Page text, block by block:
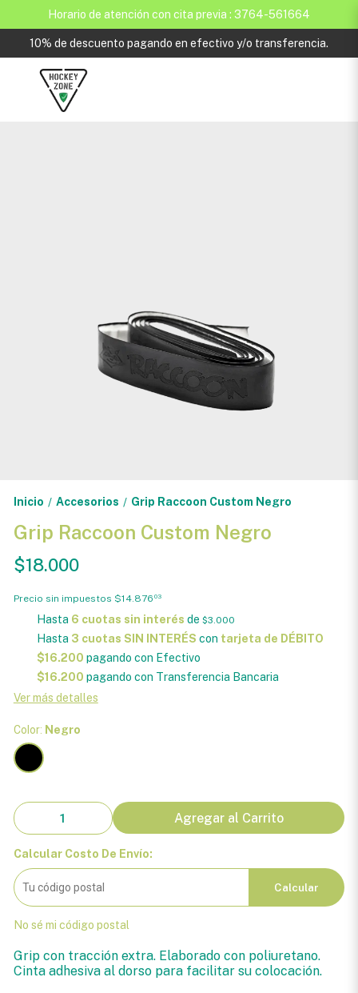
Horario de atención con cita previa : 3764-561664
10% de descuento pagando en efectivo y/o transferencia.
Inicio / Accesorios / Grip Raccoon Custom Negro
Grip Raccoon Custom Negro
$18.000
Precio sin impuestos $14.876 03
Hasta 6 cuotas sin interés de $3.000
Hasta 3 cuotas SIN INTERÉS con tarjeta de DÉBITO
$16.200 pagando con Efectivo
$16.200 pagando con Transferencia Bancaria
Ver más detalles
Color: Negro
Agregar al Carrito
Calcular Costo De Envío:
Calcular
No sé mi código postal
Grip con tracción extra. Elaborado con poliuretano.
Cinta adhesiva al dorso para facilitar su colocación.